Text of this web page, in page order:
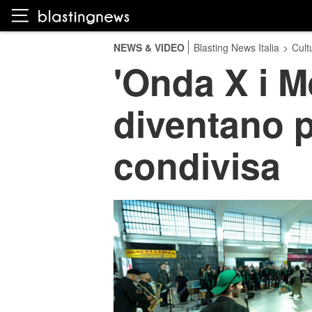
NEWS & VIDEO Blasting News Italia >
'Onda X i
diventano
condivisa